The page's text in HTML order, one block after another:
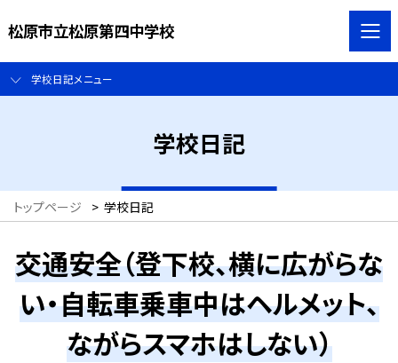
松原市立松原第四中学校
学校日記メニュー
学校日記
トップページ > 学校日記
交通安全（登下校、横に広がらな
い・自転車乗車中はヘルメット、
ながらスマホはしない）